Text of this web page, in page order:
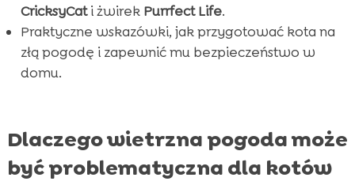
CricksyCati żwirek Purrfect Life.
Praktyczne wskazówki, jak przygotować kota na
złą pogodę i zapewnić mu bezpieczeństwo w
domu.
Dlaczego wietrzna pogoda może
być problematyczna dla kotów